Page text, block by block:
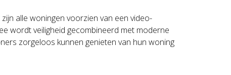
alle woningen voorzien van een video-
wordt veiligheid gecombineerd met moderne
zorgeloos kunnen genieten van hun woning